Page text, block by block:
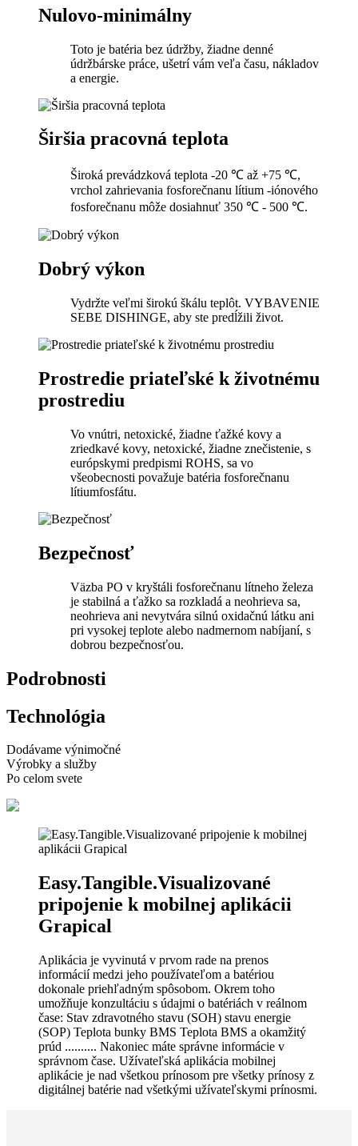
Nulovo-minimálny
Toto je batéria bez údržby, žiadne denné
údržbárske práce, ušetrí vám veľa času, nákladov
a energie.
Širšia pracovná teplota
Široká prevádzková teplota -20 ℃ až +75 ℃,
vrchol zahrievania fosforečnanu lítium -iónového
fosforečnanu môže dosiahnuť 350 ℃ - 500 ℃.
Dobrý výkon
Vydržte veľmi širokú škálu teplôt. VYBAVENIE
SEBE DISHINGE, aby ste predĺžili život.
Prostredie priateľské k životnému
prostrediu
Vo vnútri, netoxické, žiadne ťažké kovy a
zriedkavé kovy, netoxické, žiadne znečistenie, s
európskymi predpismi ROHS, sa vo
všeobecnosti považuje batéria fosforečnanu
lítiumfosfátu.
Bezpečnosť
Väzba PO v kryštáli fosforečnanu lítneho železa
je stabilná a ťažko sa rozkladá a neohrieva sa,
neohrieva ani nevytvára silnú oxidačnú látku ani
pri vysokej teplote alebo nadmernom nabíjaní, s
dobrou bezpečnosťou.
Podrobnosti
Technológia
Dodávame výnimočné
Výrobky a služby
Po celom svete
Easy.Tangible.Visualizované
pripojenie k mobilnej aplikácii
Grapical
Aplikácia je vyvinutá v prvom rade na prenos
informácií medzi jeho používateľom a batériou
dokonale priehľadným spôsobom. Okrem toho
umožňuje konzultáciu s údajmi o batériách v reálnom
čase: Stav zdravotného stavu (SOH) stavu energie
(SOP) Teplota bunky BMS Teplota BMS a okamžitý
prúd .......... Nakoniec máte správne informácie v
správnom čase. Užívateľská aplikácia mobilnej
aplikácie je nad všetkou prínosom pre všetky prínosy z
digitálnej batérie nad všetkými užívateľskymi prínosmi.